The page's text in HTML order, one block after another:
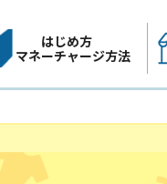
はじめ方
マネーチャージ方法